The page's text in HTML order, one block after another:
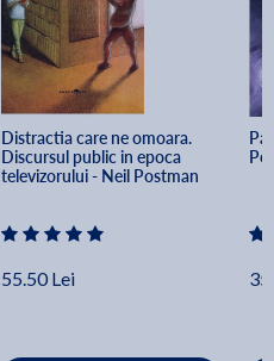
Distractia care ne omoara.
Discursul public in epoca
televizorului - Neil Postman
55.50 Lei